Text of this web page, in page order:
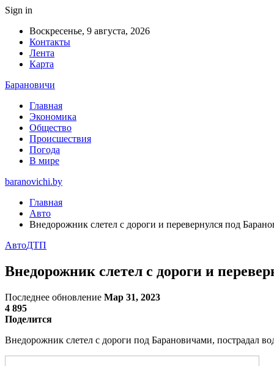
Sign in
Воскресенье, 9 августа, 2026
Контакты
Лента
Карта
Барановичи
Главная
Экономика
Общество
Происшествия
Погода
В мире
baranovichi.by
Главная
Авто
Внедорожник слетел с дороги и перевернулся под
АвтоДТП
Внедорожник слетел с дороги и
Последнее обновление Мар 31, 2023
4 895
Поделится
Внедорожник слетел с дороги под Барановичами, пострадал